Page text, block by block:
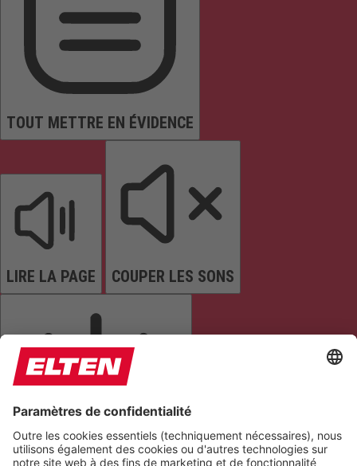
TOUT METTRE EN ÉVIDENCE
LIRE LA PAGE COUPER LES SONS